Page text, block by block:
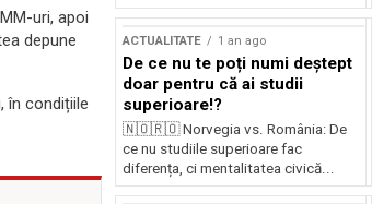
uri, apoi
depune
în condițiile
ACTUALITATE 1 an ago
De ce nu te poți numi deștept
doar pentru că ai studii
superioare!?
🇳🇴🇷🇴 Norvegia vs. România: De
ce nu studiile superioare fac
diferența, ci mentalitatea civică...